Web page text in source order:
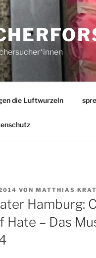
die Luftwurzeln
VON MATTHIAS
Hamburg:
Hate – Das